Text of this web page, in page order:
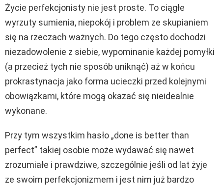
Życie perfekcjonisty nie jest proste. To ciągłe
wyrzuty sumienia, niepokój i problem ze skupianiem
się na rzeczach ważnych. Do tego często dochodzi
niezadowolenie z siebie, wypominanie każdej pomyłki
(a przecież tych nie sposób uniknąć) aż w końcu
prokrastynacja jako forma ucieczki przed kolejnymi
obowiązkami, które mogą okazać się nieidealnie
wykonane.
Przy tym wszystkim hasło „done is better than
perfect” takiej osobie może wydawać się nawet
zrozumiałe i prawdziwe, szczególnie jeśli od lat żyje
ze swoim perfekcjonizmem i jest nim już bardzo